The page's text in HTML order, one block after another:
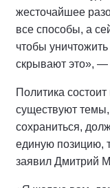
жесточайшее
все способы, а
чтобы
скрывают это», —
Политика
существуют
сохраниться,
единую позицию,
заявил Дмитрий